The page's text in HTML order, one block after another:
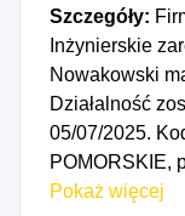
Szczegóły:
Inżynierskie
Nowakowski
Działalność
05/07/2025.
POMORSKIE,
Podatkowej
Pokaż więcej